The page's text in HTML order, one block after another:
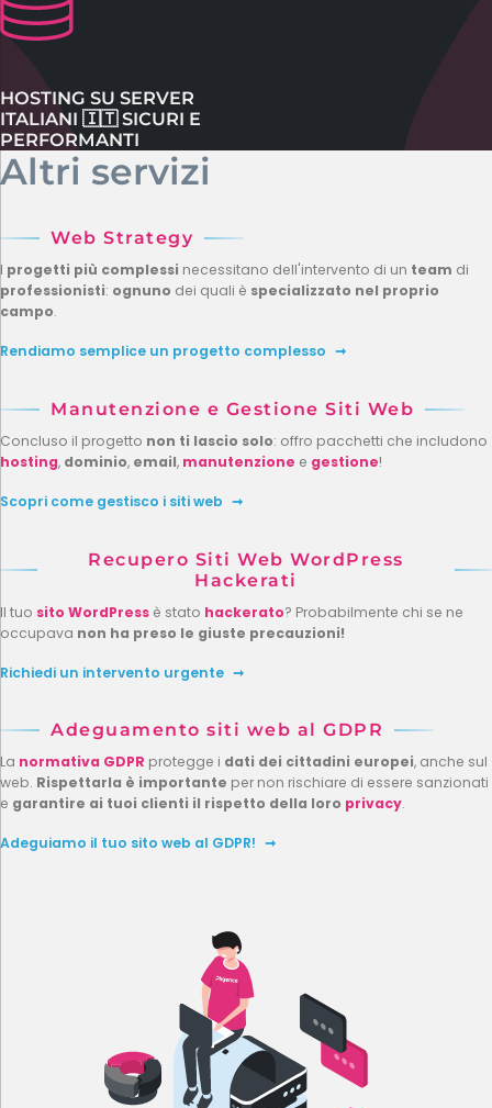
HOSTING SU SERVER
ITALIANI 🇮🇹 SICURI E
PERFORMANTI
Altri servizi
Web Strategy
I progetti più complessi necessitano dell'intervento di un team di
professionisti: ognuno dei quali è specializzato nel proprio
campo.
Rendiamo semplice un progetto complesso
Manutenzione e Gestione Siti Web
Concluso il progetto non ti lascio solo: offro pacchetti che includono
hosting, dominio, email, manutenzione e gestione!
Scopri come gestisco i siti web
Recupero Siti Web WordPress
Hackerati
Il tuo sito WordPress è stato hackerato? Probabilmente chi se ne
occupava non ha preso le giuste precauzioni!
Richiedi un intervento urgente
Adeguamento siti web al GDPR
La normativa GDPR protegge i dati dei cittadini europei, anche sul
web. Rispettarla è importante per non rischiare di essere sanzionati
e garantire ai tuoi clienti il rispetto della loro privacy.
Adeguiamo il tuo sito web al GDPR!